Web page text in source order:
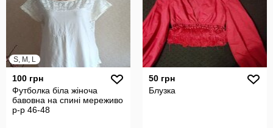
S, M, L
100 грн
Футболка біла жіноча
бавовна на спині мереживо
р-р 46-48
50 грн
Блузка